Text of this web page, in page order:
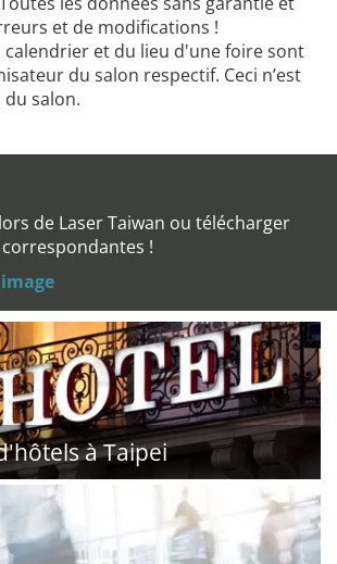
et de modifications !
calendrier et du lieu d'une foire sont
du salon respectif. Ceci n’est
salon.
de Laser Taiwan ou télécharger
!
à Taipei